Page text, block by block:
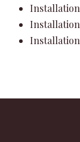
Installation
Installation